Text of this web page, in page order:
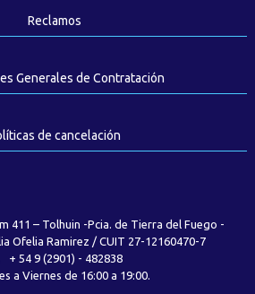
Reclamos
Generales de Contratación
de cancelación
411 – Tolhuin -Pcia. de Tierra del Fuego -
Ofelia Ramirez / CUIT 27-12160470-7
+ 54 9 (2901) - 482838
a Viernes de 16:00 a 19:00.